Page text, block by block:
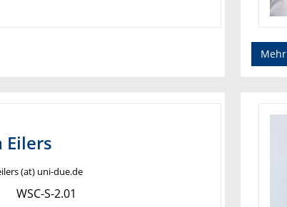
Mehr
Eilers
(at) uni-due.de
WSC-S-2.01